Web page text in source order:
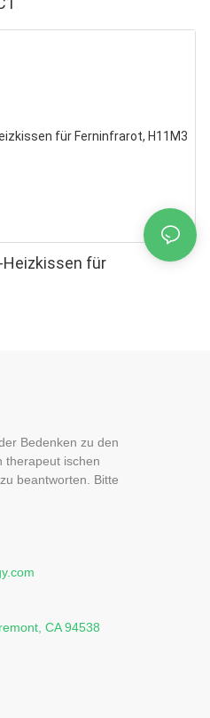
Heizkissen für
Bedenken zu den
therapeut ischen
beantworten. Bitte
CA 94538